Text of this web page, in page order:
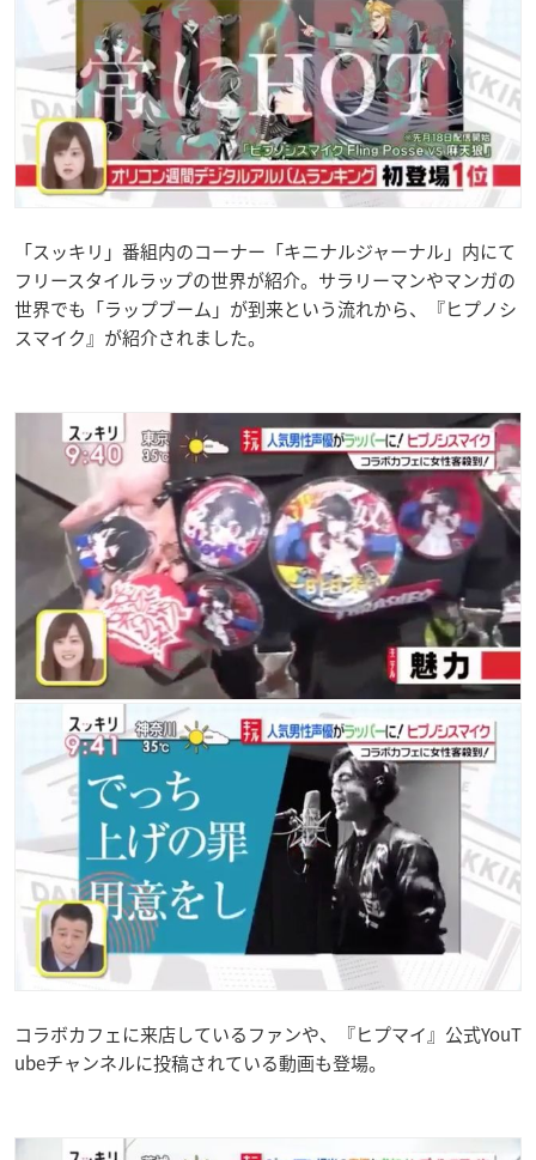
「スッキリ」番組内のコーナー「キニナルジャーナル」内にて
フリースタイルラップの世界が紹介。サラリーマンやマンガの
世界でも「ラップブーム」が到来という流れから、『ヒプノシ
スマイク』が紹介されました。
コラボカフェに来店しているファンや、『ヒプマイ』公式YouT
ubeチャンネルに投稿されている動画も登場。